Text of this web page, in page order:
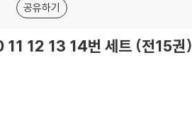
공유하기
12 13 14번 세트 (전15권)